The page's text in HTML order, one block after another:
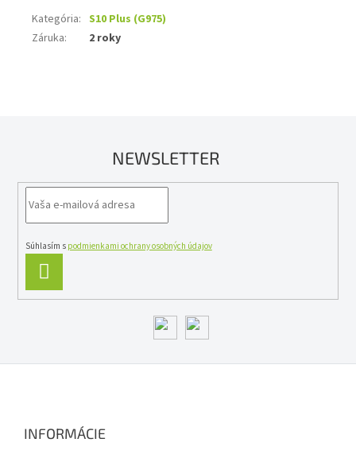
Kategória: S10 Plus (G975)
Záruka: 2 roky
NEWSLETTER
Súhlasím s podmienkami ochrany osobných údajov
SA
INFORMÁCIE